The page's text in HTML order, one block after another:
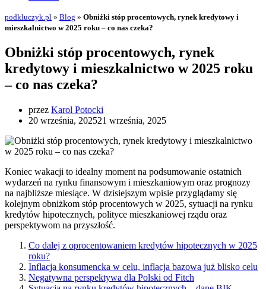
podkluczyk.pl » Blog » Obniżki stóp procentowych, rynek kredytowy i
mieszkalnictwo w 2025 roku – co nas czeka?
Obniżki stóp procentowych, rynek
kredytowy i mieszkalnictwo w 2025 roku
– co nas czeka?
przez Karol Potocki
20 września, 202521 września, 2025
Koniec wakacji to idealny moment na podsumowanie ostatnich
wydarzeń na rynku finansowym i mieszkaniowym oraz prognozy
na najbliższe miesiące. W dzisiejszym wpisie przyglądamy się
kolejnym obniżkom stóp procentowych w 2025, sytuacji na rynku
kredytów hipotecznych, polityce mieszkaniowej rządu oraz
perspektywom na przyszłość.
Co dalej z oprocentowaniem kredytów hipotecznych w 2025
roku?
Inflacja konsumencka w celu, inflacja bazowa już blisko celu
Negatywna perspektywa dla Polski od Fitch